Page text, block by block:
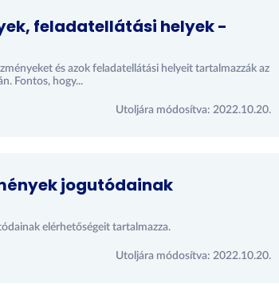
feladatellátási helyek -
és azok feladatellátási helyeit tartalmazzák az
Fontos, hogy...
Utoljára módosítva: 2022.10.20.
jogutódainak
elérhetőségeit tartalmazza.
Utoljára módosítva: 2022.10.20.